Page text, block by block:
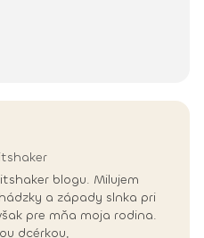
blogu. Milujem
a západy slnka pri
pre mňa moja rodina.
dcérkou,